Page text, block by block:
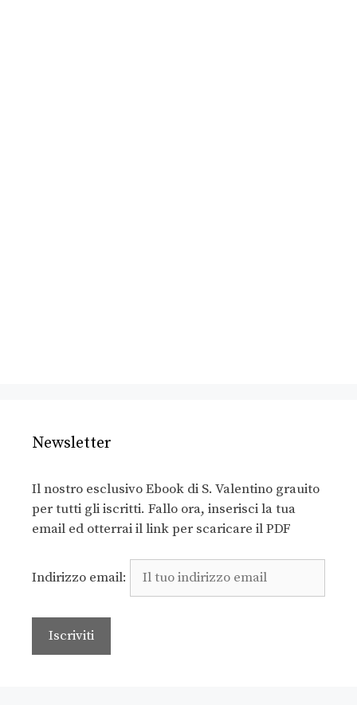
Newsletter
Il nostro esclusivo Ebook di S. Valentino grauito
per tutti gli iscritti. Fallo ora, inserisci la tua
email ed otterrai il link per scaricare il PDF
Indirizzo email: